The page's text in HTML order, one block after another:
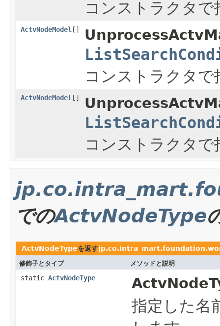
コンストラクタ
ActvNodeModel []
コンストラクタ
ActvNodeModel []
コンストラクタ
でのActvNodeType
ActvNodeTypeを返す
修飾子とタイプ メソッドと説明
static ActvNodeType
指定した名